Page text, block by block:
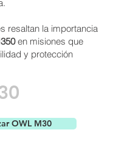
resaltan la importancia
en misiones que
y protección
OWL M30